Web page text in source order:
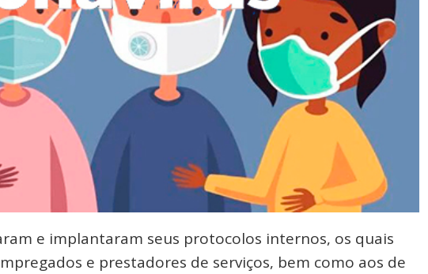
e implantaram seus protocolos internos, os quais
e prestadores de serviços, bem como aos de